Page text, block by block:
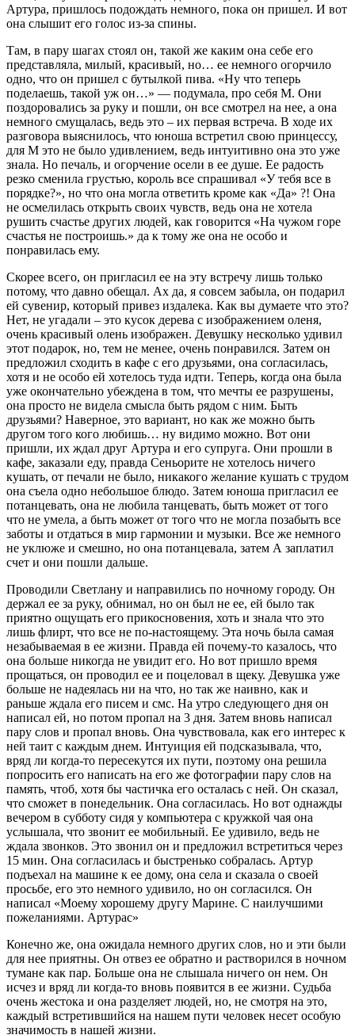
Артура, пришлось подождать немного, пока он пришел. И вот
она слышит его голос из-за спины.
Там, в пару шагах стоял он, такой же каким она себе его
представляла, милый, красивый, но… ее немного огорчило
одно, что он пришел с бутылкой пива. «Ну что теперь
поделаешь, такой уж он…» — подумала, про себя М. Они
поздоровались за руку и пошли, он все смотрел на нее, а она
немного смущалась, ведь это – их первая встреча. В ходе их
разговора выяснилось, что юноша встретил свою принцессу,
для М это не было удивлением, ведь интуитивно она это уже
знала. Но печаль, и огорчение осели в ее душе. Ее радость
резко сменила грустью, король все спрашивал «У тебя все в
порядке?», но что она могла ответить кроме как «Да» ?! Она
не осмелилась открыть своих чувств, ведь она не хотела
рушить счастье других людей, как говорится «На чужом горе
счастья не построишь.» да к тому же она не особо и
понравилась ему.
Скорее всего, он пригласил ее на эту встречу лишь только
потому, что давно обещал. Ах да, я совсем забыла, он подарил
ей сувенир, который привез издалека. Как вы думаете что это?
Нет, не угадали – это кусок дерева с изображением оленя,
очень красивый олень изображен. Девушку несколько удивил
этот подарок, но, тем не менее, очень понравился. Затем он
предложил сходить в кафе с его друзьями, она согласилась,
хотя и не особо ей хотелось туда идти. Теперь, когда она была
уже окончательно убеждена в том, что мечты ее разрушены,
она просто не видела смысла быть рядом с ним. Быть
друзьями? Наверное, это вариант, но как же можно быть
другом того кого любишь… ну видимо можно. Вот они
пришли, их ждал друг Артура и его супруга. Они прошли в
кафе, заказали еду, правда Сеньорите не хотелось ничего
кушать, от печали не было, никакого желание кушать с трудом
она съела одно небольшое блюдо. Затем юноша пригласил ее
потанцевать, она не любила танцевать, быть может от того
что не умела, а быть может от того что не могла позабыть все
заботы и отдаться в мир гармонии и музыки. Все же немного
не уклюже и смешно, но она потанцевала, затем А заплатил
счет и они пошли дальше.
Проводили Светлану и направились по ночному городу. Он
держал ее за руку, обнимал, но он был не ее, ей было так
приятно ощущать его прикосновения, хоть и знала что это
лишь флирт, что все не по-настоящему. Эта ночь была самая
незабываемая в ее жизни. Правда ей почему-то казалось, что
она больше никогда не увидит его. Но вот пришло время
прощаться, он проводил ее и поцеловал в щеку. Девушка уже
больше не надеялась ни на что, но так же наивно, как и
раньше ждала его писем и смс. На утро следующего дня он
написал ей, но потом пропал на 3 дня. Затем вновь написал
пару слов и пропал вновь. Она чувствовала, как его интерес к
ней таит с каждым днем. Интуиция ей подсказывала, что,
вряд ли когда-то пересекутся их пути, поэтому она решила
попросить его написать на его же фотографии пару слов на
память, чтоб, хотя бы частичка его осталась с ней. Он сказал,
что сможет в понедельник. Она согласилась. Но вот однажды
вечером в субботу сидя у компьютера с кружкой чая она
услышала, что звонит ее мобильный. Ее удивило, ведь не
ждала звонков. Это звонил он и предложил встретиться через
15 мин. Она согласилась и быстренько собралась. Артур
подъехал на машине к ее дому, она села и сказала о своей
просьбе, его это немного удивило, но он согласился. Он
написал «Моему хорошему другу Марине. С наилучшими
пожеланиями. Артурас»
Конечно же, она ожидала немного других слов, но и эти были
для нее приятны. Он отвез ее обратно и растворился в ночном
тумане как пар. Больше она не слышала ничего он нем. Он
исчез и вряд ли когда-то вновь появится в ее жизни. Судьба
очень жестока и она разделяет людей, но, не смотря на это,
каждый встретившийся на нашем пути человек несет особую
значимость в нашей жизни.